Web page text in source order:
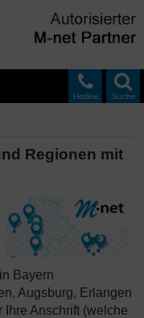
Suche
Hotline
Regionen mit
Bayern
Augsburg, Erlangen
Ihre Anschrift (welche